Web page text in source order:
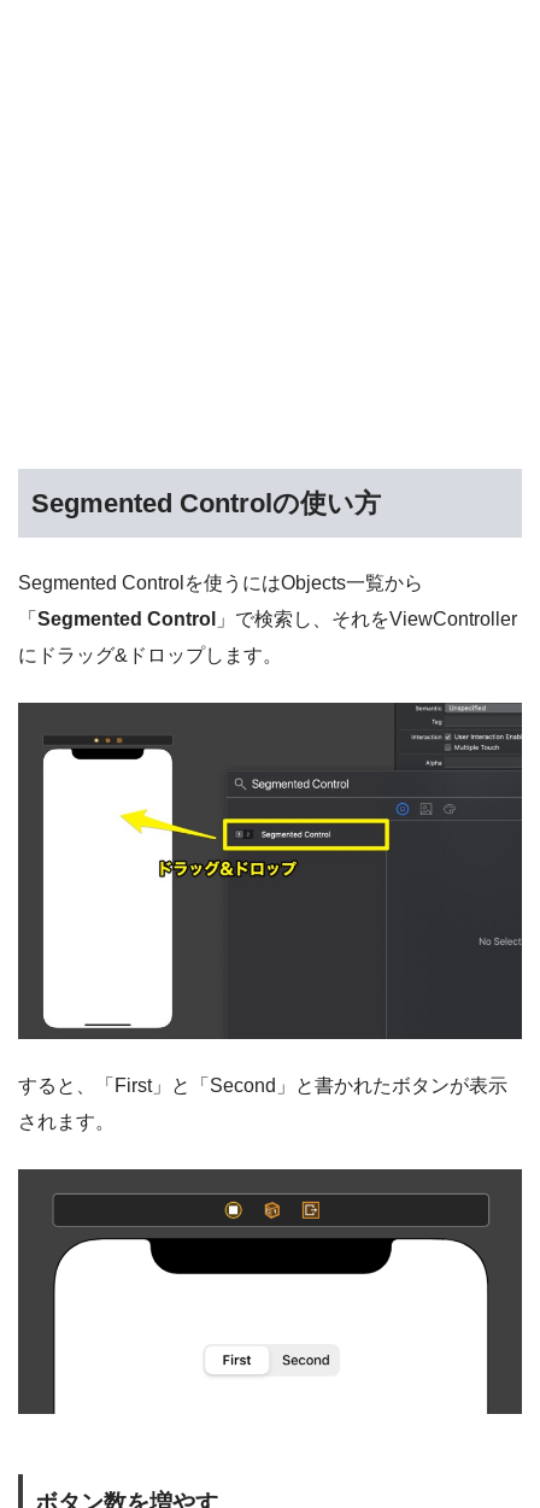
Segmented Controlの使い方
Segmented Controlを使うにはObjects一覧から
「 Segmented Control 」で検索し、それをViewController
にドラッグ&ドロップします。
すると、「First」と「Second」と書かれたボタンが表示
されます。
ボタン数を増やす